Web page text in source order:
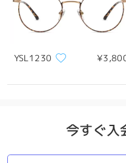
YSL1230
今すぐ入